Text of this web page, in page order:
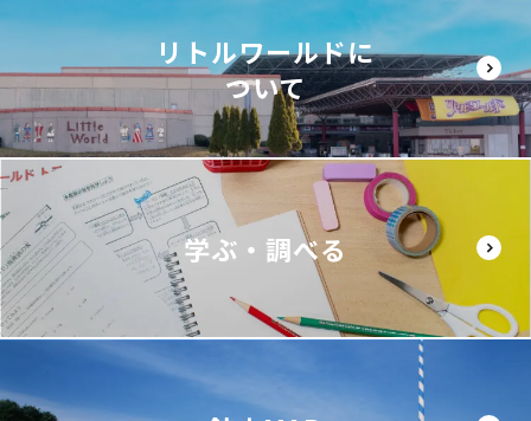
リトルワールドに
ついて
学ぶ・調べる